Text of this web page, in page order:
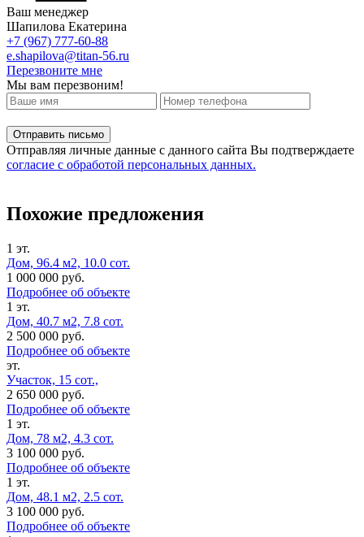
Ваш менеджер
Шапилова Екатерина
+7 (967) 777-60-88
e.shapilova@titan-56.ru
Перезвоните мне
Мы вам перезвоним!
Отправляя личные данные с данного сайта Вы подтверждаете
согласие с обработой персональных данных.
Похожие предложения
1 эт.
Дом, 96.4 м2, 10.0 сот.
1 000 000 руб.
Подробнее об объекте
1 эт.
Дом, 40.7 м2, 7.8 сот.
2 500 000 руб.
Подробнее об объекте
эт.
Участок, 15 сот.,
2 650 000 руб.
Подробнее об объекте
1 эт.
Дом, 78 м2, 4.3 сот.
3 100 000 руб.
Подробнее об объекте
1 эт.
Дом, 48.1 м2, 2.5 сот.
3 100 000 руб.
Подробнее об объекте